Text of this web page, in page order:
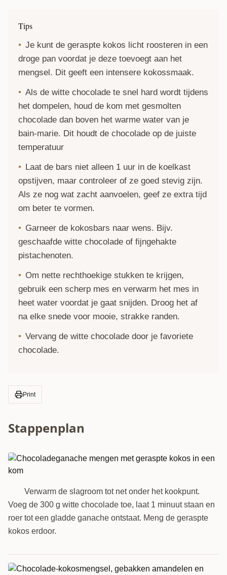
Tips
Je kunt de geraspte kokos licht roosteren in een
droge pan voordat je deze toevoegt aan het
mengsel. Dit geeft een intensere kokossmaak.
Als de witte chocolade te snel hard wordt tijdens
het dompelen, houd de kom met gesmolten
chocolade dan boven het warme water van je
bain-marie. Dit houdt de chocolade op de juiste
temperatuur
Laat de bars niet alleen 1 uur in de koelkast
opstijven, maar controleer of ze goed stevig zijn.
Als ze nog wat zacht aanvoelen, geef ze extra tijd
om beter te vormen.
Garneer de kokosbars naar wens. Bijv.
geschaafde witte chocolade of fijngehakte
pistachenoten.
Om nette rechthoekige stukken te krijgen,
gebruik een scherp mes en verwarm het mes in
heet water voordat je gaat snijden. Droog het af
na elke snede voor mooie, strakke randen.
Vervang de witte chocolade door je favoriete
chocolade.
Print
Stappenplan
Verwarm de slagroom tot net onder het kookpunt.
Voeg de 300 g witte chocolade toe, laat 1 minuut staan en
roer tot een gladde ganache ontstaat. Meng de geraspte
kokos erdoor.